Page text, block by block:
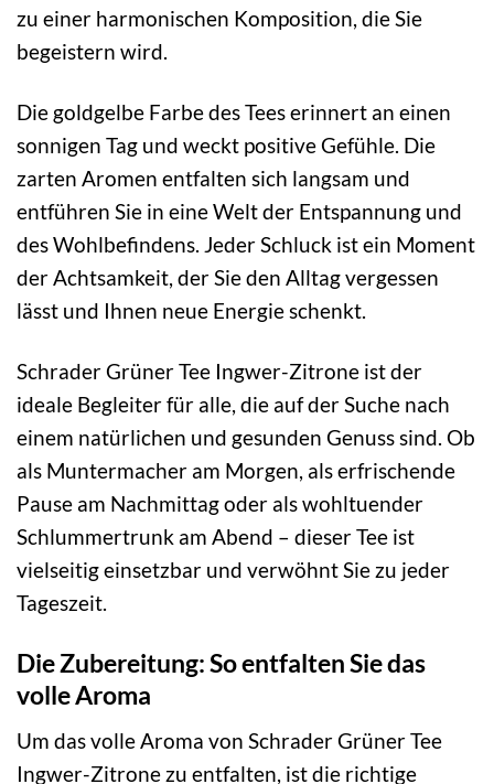
zu einer harmonischen Komposition, die Sie
begeistern wird.
Die goldgelbe Farbe des Tees erinnert an einen
sonnigen Tag und weckt positive Gefühle. Die
zarten Aromen entfalten sich langsam und
entführen Sie in eine Welt der Entspannung und
des Wohlbefindens. Jeder Schluck ist ein Moment
der Achtsamkeit, der Sie den Alltag vergessen
lässt und Ihnen neue Energie schenkt.
Schrader Grüner Tee Ingwer-Zitrone ist der
ideale Begleiter für alle, die auf der Suche nach
einem natürlichen und gesunden Genuss sind. Ob
als Muntermacher am Morgen, als erfrischende
Pause am Nachmittag oder als wohltuender
Schlummertrunk am Abend – dieser Tee ist
vielseitig einsetzbar und verwöhnt Sie zu jeder
Tageszeit.
Die Zubereitung: So entfalten Sie das
volle Aroma
Um das volle Aroma von Schrader Grüner Tee
Ingwer-Zitrone zu entfalten, ist die richtige